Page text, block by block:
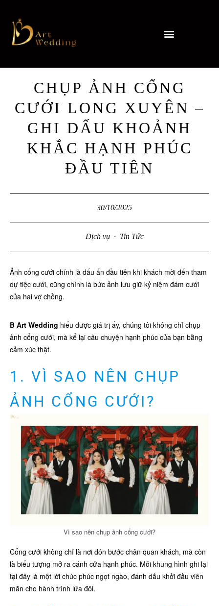
CHỤP ẢNH CỔNG
CƯỚI LONG XUYÊN –
GHI DẤU KHOẢNH
KHẮC HẠNH PHÚC
ĐẦU TIÊN
30/10/2025
Dịch vụ· Tin Tức
Ảnh cổng cưới chính là dấu ấn đầu tiên khi khách mời đến tham
dự tiệc cưới, cũng chính là bức ảnh lưu giữ kỷ niệm đám cưới
của hai vợ chồng.
B Art Wedding hiểu được giá trị ấy, chúng tôi không chỉ chụp
ảnh cổng cưới, mà kể lại câu chuyện hạnh phúc của bạn bằng
cảm xúc thật.
1. VÌ SAO NÊN CHỤP
ẢNH CỔNG CƯỚI?
Vì sao nên chụp ảnh cổng cưới?
Cổng cưới không chỉ là nơi đón bước chân quan khách, mà còn
là biểu tượng mở ra cánh cửa hạnh phúc. Mỗi khung hình ghi lại
tại đây là một lời chúc phúc ngọt ngào, đánh dấu khởi đầu viên
mãn cho hành trình lứa đôi.